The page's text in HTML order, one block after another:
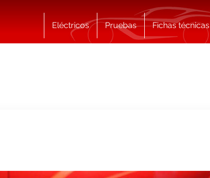
Eléctricos Pruebas Fichas técnicas